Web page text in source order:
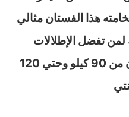
هذا الفستان مثالي
تفضل الإطلالات
اللافتة والجذابة مناسب لوزن من 90 كيلو وحتي 120